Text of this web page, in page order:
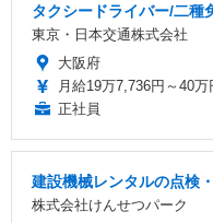
タクシードライバー/二種
東京・日本交通株式会社
大阪府
月給19万7,736円～40万
正社員
建設機械レンタルの点検
株式会社けんせつパーク